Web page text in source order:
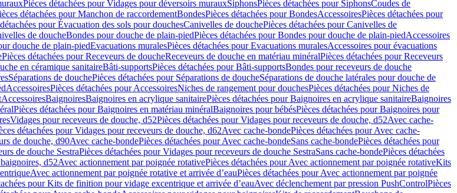
Pièces détachées pour Vidages pour déversoirs murauxSiphonsPièces détachées pour SiphonsCoudes de
détachées pour Manchon de raccordementBondesPièces détachées pour BondesAccessoiresPièces détachées pour
pour Évacuation des sols pour douchesCanivelles de douchePièces détachées pour Canivelles de
de doucheBondes pour douche de plain-piedPièces détachées pour Bondes pour douche de plain-piedAccessoires
douche de plain-piedEvacuations muralesPièces détachées pour Evacuations muralesAccessoires pour évacuations
Pièces détachées pour Receveurs de doucheReceveurs de douche en matériau minéralPièces détachées pour Receveurs
en céramique sanitaireBâti-supportsPièces détachées pour Bâti-supportsBondes pour receveurs de douche
Séparations de douchePièces détachées pour Séparations de doucheSéparations de douche latérales pour douche de
AccessoiresPièces détachées pour AccessoiresNiches de rangement pour douchesPièces détachées pour Niches de
AccessoiresBaignoiresBaignoires en acrylique sanitairePièces détachées pour Baignoires en acrylique sanitaireBaignoires
Pièces détachées pour Baignoires en matériau minéralBaignoires pour bébésPièces détachées pour Baignoires pour
Vidages pour receveurs de douche, d52Pièces détachées pour Vidages pour receveurs de douche, d52Avec cache-
détachées pour Vidages pour receveurs de douche, d62Avec cache-bondePièces détachées pour Avec cache-
de douche, d90Avec cache-bondePièces détachées pour Avec cache-bondeSans cache-bondePièces détachées pour
de douche SestraPièces détachées pour Vidages pour receveurs de douche SestraSans cache-bondePièces détachées
d52Avec actionnement par poignée rotativePièces détachées pour Avec actionnement par poignée rotativeKits
Avec actionnement par poignée rotative et arrivée d’eauPièces détachées pour Avec actionnement par poignée
pour Kits de finition pour vidage excentrique et arrivée d’eauAvec déclenchement par pression PushControlPièces